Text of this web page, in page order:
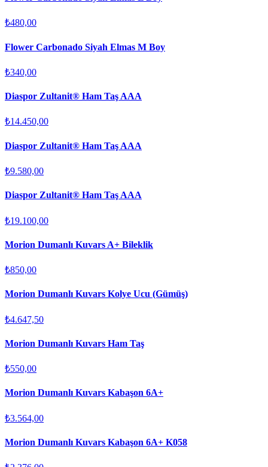
₺480,00
Flower Carbonado Siyah Elmas M Boy
₺340,00
Diaspor Zultanit® Ham Taş AAA
₺14.450,00
Diaspor Zultanit® Ham Taş AAA
₺9.580,00
Diaspor Zultanit® Ham Taş AAA
₺19.100,00
Morion Dumanlı Kuvars A+ Bileklik
₺850,00
Morion Dumanlı Kuvars Kolye Ucu (Gümüş)
₺4.647,50
Morion Dumanlı Kuvars Ham Taş
₺550,00
Morion Dumanlı Kuvars Kabaşon 6A+
₺3.564,00
Morion Dumanlı Kuvars Kabaşon 6A+ K058